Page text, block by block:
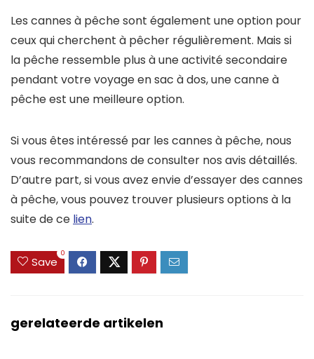
Les cannes à pêche sont également une option pour
ceux qui cherchent à pêcher régulièrement. Mais si
la pêche ressemble plus à une activité secondaire
pendant votre voyage en sac à dos, une canne à
pêche est une meilleure option.
Si vous êtes intéressé par les cannes à pêche, nous
vous recommandons de consulter nos avis détaillés.
D’autre part, si vous avez envie d’essayer des cannes
à pêche, vous pouvez trouver plusieurs options à la
suite de ce lien.
Save
0
gerelateerde artikelen